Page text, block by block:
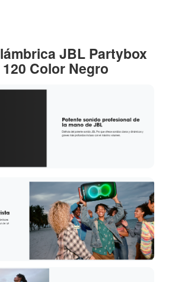
JBL Partybox
Color Negro